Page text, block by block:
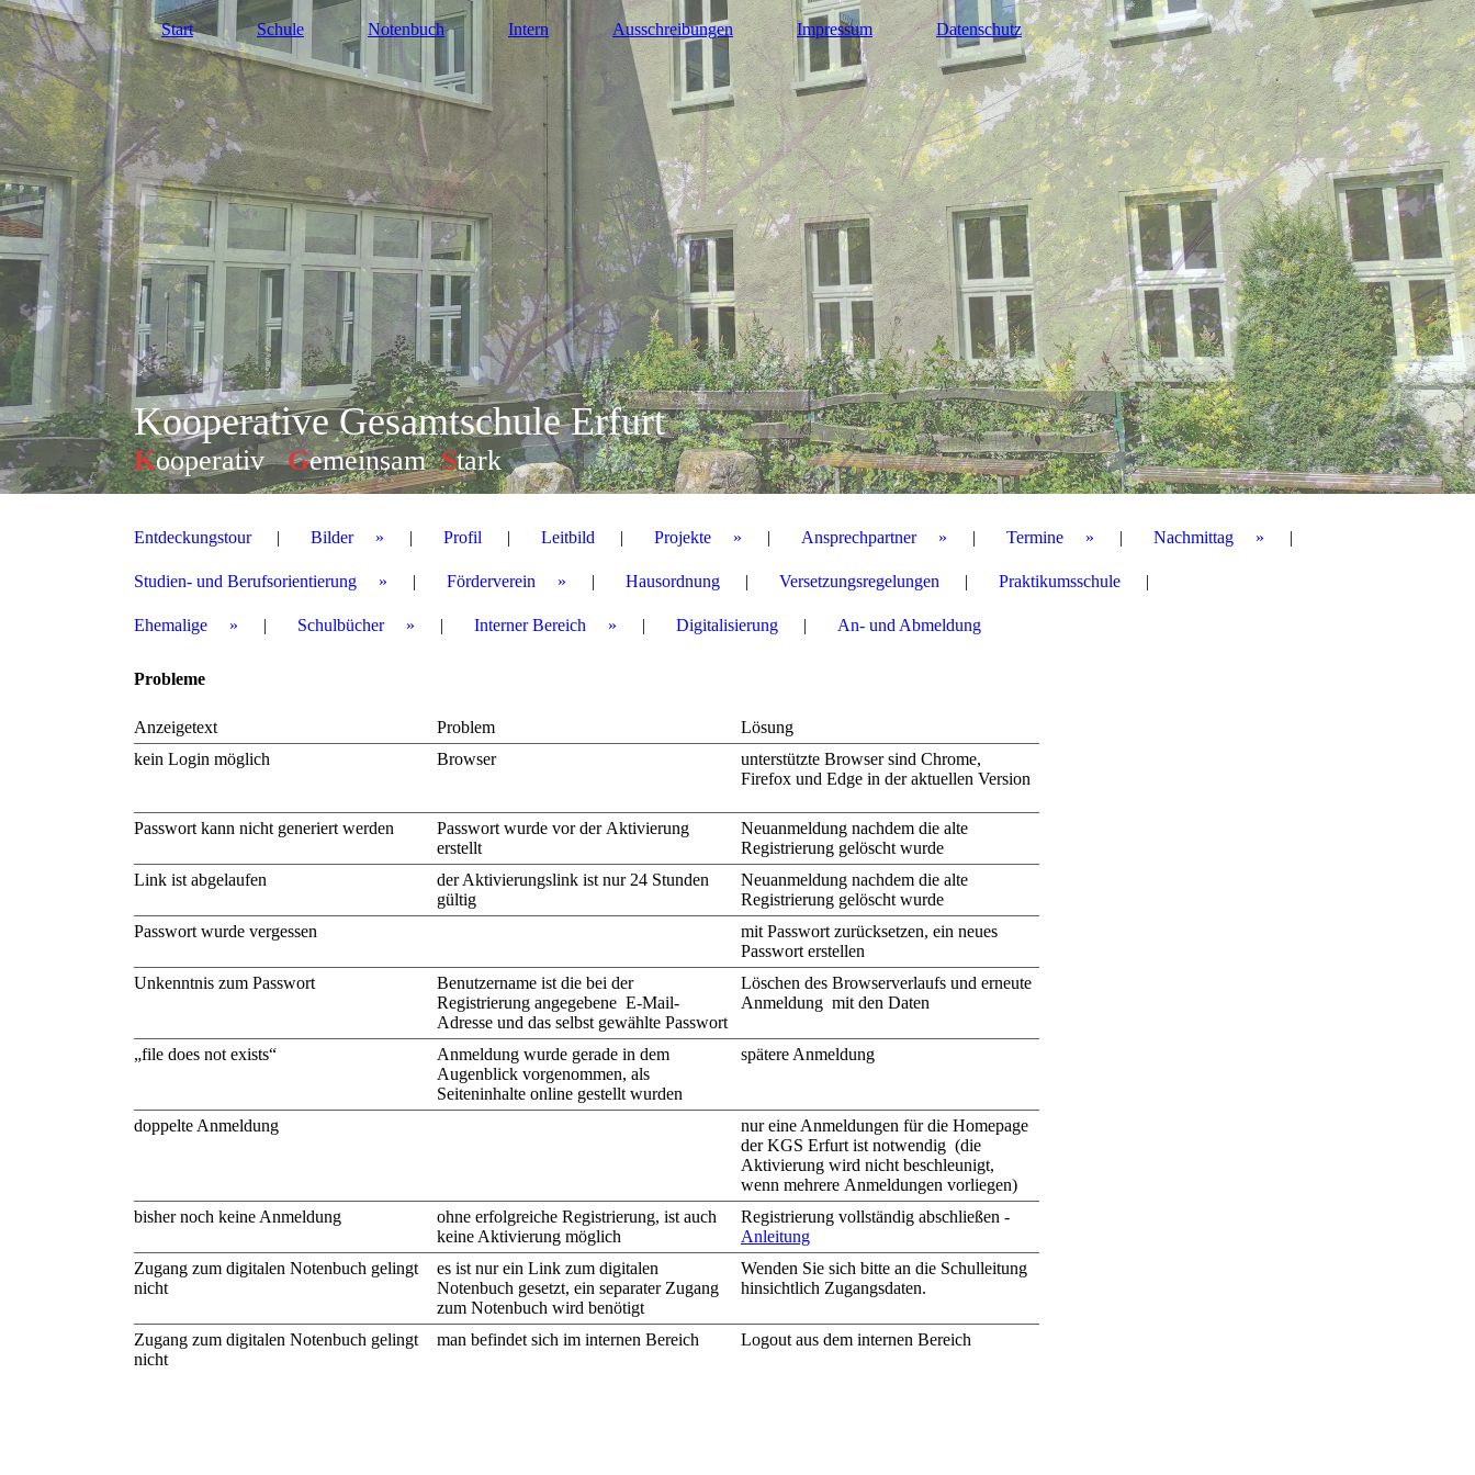
Start Schule Notenbuch Intern Ausschreibungen Impressum Datenschutz
Kooperative Gesamtschule Erfurt
Kooperativ Gemeinsam Stark
Entdeckungstour Bilder Profil Leitbild Projekte Ansprechpartner Termine Nachmittag
Studien- und Berufsorientierung Förderverein Hausordnung Versetzungsregelungen Praktikumsschule
Ehemalige Schulbücher Interner Bereich Digitalisierung An- und Abmeldung
Probleme
Anzeigetext Problem
Lösung
kein Login möglich
Browser
unterstützte Browser sind Chrome,
Firefox und Edge in der aktuellen Version
Passwort kann nicht generiert werden Passwort wurde vor der Aktivierung
erstellt
Neuanmeldung nachdem die alte
Registrierung gelöscht wurde
Link ist abgelaufen
der Aktivierungslink ist nur 24 Stunden
gültig
Neuanmeldung nachdem die alte
Registrierung gelöscht wurde
Passwort wurde vergessen
mit Passwort zurücksetzen, ein neues
Passwort erstellen
Unkenntnis zum Passwort
Benutzername ist die bei der
Registrierung angegebene E-Mail-
Adresse und das selbst gewählte Passwort
Löschen des Browserverlaufs und erneute
Anmeldung mit den Daten
„file does not exists“
Anmeldung wurde gerade in dem
Augenblick vorgenommen, als
Seiteninhalte online gestellt wurden
spätere Anmeldung
doppelte Anmeldung
nur eine Anmeldungen für die Homepage
der KGS Erfurt ist notwendig (die
Aktivierung wird nicht beschleunigt,
wenn mehrere Anmeldungen vorliegen)
bisher noch keine Anmeldung
ohne erfolgreiche Registrierung, ist auch
keine Aktivierung möglich
Registrierung vollständig abschließen -
Anleitung
Zugang zum digitalen Notenbuch gelingt
nicht
es ist nur ein Link zum digitalen
Notenbuch gesetzt, ein separater Zugang
zum Notenbuch wird benötigt
Wenden Sie sich bitte an die Schulleitung
hinsichtlich Zugangsdaten.
Zugang zum digitalen Notenbuch gelingt
nicht
man befindet sich im internen Bereich Logout aus dem internen Bereich